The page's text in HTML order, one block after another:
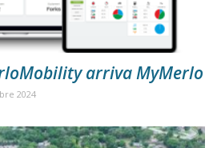
arriva MyMerlo
2024